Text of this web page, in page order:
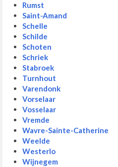
Rumst
Saint-Amand
Schelle
Schilde
Schoten
Schriek
Stabroek
Turnhout
Varendonk
Vorselaar
Vosselaar
Vremde
Wavre-Sainte-Catherine
Weelde
Westerlo
Wijnegem